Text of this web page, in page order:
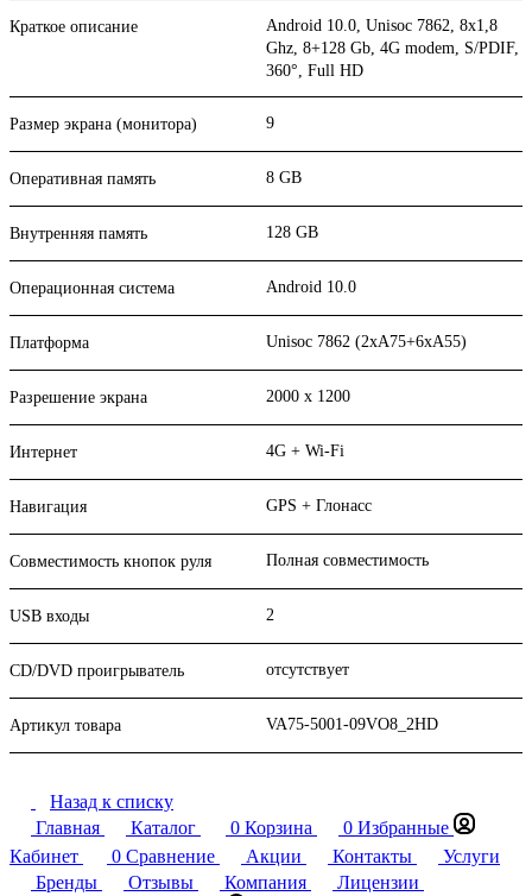
Краткое описание
Android 10.0, Unisoc 7862, 8х1,8
Ghz, 8+128 Gb, 4G modem, S/PDIF,
360°, Full HD
Размер экрана (монитора) 9
Оперативная память 8 GB
Внутренняя память 128 GB
Операционная система Android 10.0
Платформа Unisoc 7862 (2xA75+6xA55)
Разрешение экрана 2000 x 1200
Интернет 4G + Wi-Fi
Навигация GPS + Глонасс
Совместимость кнопок руля Полная совместимость
USB входы 2
CD/DVD проигрыватель отсутствует
Артикул товара VA75-5001-09VO8_2HD
Назад к списку
Главная
Каталог 0 Корзина 0 Избранные
Кабинет
0 Сравнение Акции Контакты
Услуги
Бренды
Отзывы Компания
Лицензии